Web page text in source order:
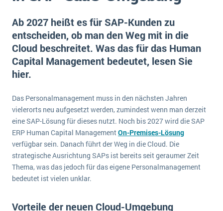
Funktionalitäten
Kosten
Suche
Einführung
Schulung
Auswertung
Service und Wartung
Bau
Bildungseinrichtungen
E-commerce
Einzelhandel
Grosshandel
Handel
Handwerk
Health Care
IKT
Installation
Vorgestellt
Die 4 Komponenten eines CRM-Systems
5 Funktionen einer ERP-Software für Konzerne
Was ist Data Mining? - Ein Leitfaden für Unternehmen
Mehr über ERP-Software
Was ist ERP?
ERP-Experten
Offene Stellen bei ERP-Lieferanten
Über uns
Impressum
Kontakt
Ab 2027 heißt es für SAP-Kunden zu
entscheiden, ob man den Weg mit in die
Cloud beschreitet. Was das für das Human
Capital Management bedeutet, lesen Sie
hier.
Das Personalmanagement muss in den nächsten Jahren
vielerorts neu aufgesetzt werden, zumindest wenn man derzeit
eine SAP-Lösung für dieses nutzt. Noch bis 2027 wird die SAP
ERP Human Capital ManagementOn-Premises-Lösung
verfügbar sein. Danach führt der Weg in die Cloud. Die
strategische Ausrichtung SAPs ist bereits seit geraumer Zeit
Thema, was das jedoch für das eigene Personalmanagement
bedeutet ist vielen unklar.
Vorteile der neuen Cloud-Umgebung